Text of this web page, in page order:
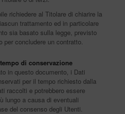
richiedere al Titolare di chiarire la
trattamento ed in particolare
sia basato sulla legge, previsto
per concludere un contratto.
di conservazione
in questo documento, i Dati
per il tempo richiesto dalla
raccolti e potrebbero essere
lungo a causa di eventuali
del consenso degli Utenti.